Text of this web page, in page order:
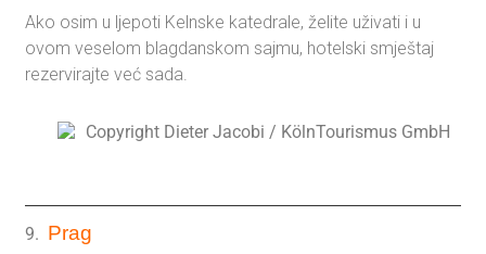
Ako osim u ljepoti Kelnske katedrale, želite uživati i u
ovom veselom blagdanskom sajmu, hotelski smještaj
rezervirajte već sada.
9. Prag